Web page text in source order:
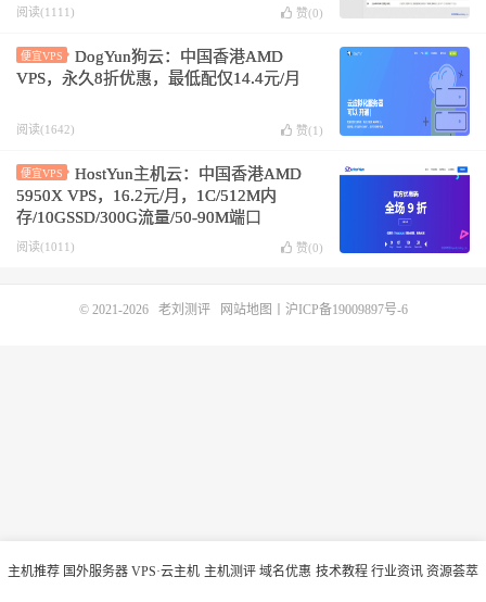
阅读(1111) 赞(0)
便宜VPS
DogYun狗云：中国香港AMD
VPS，永久8折优惠，最低配仅14.4元/月
阅读(1642) 赞(1 )
便宜VPS
HostYun主机云：中国香港AMD
5950X VPS，16.2元/月，1C/512M内
存/10GSSD/300G流量/50-90M端口
阅读(1011) 赞(0)
主机推荐 国外服务器 VPS·云主机 主机测评 域名优惠 技术教程 行业资讯 资源荟萃
© 2021-2026 老刘测评 网站地图 沪ICP备19009897号-6